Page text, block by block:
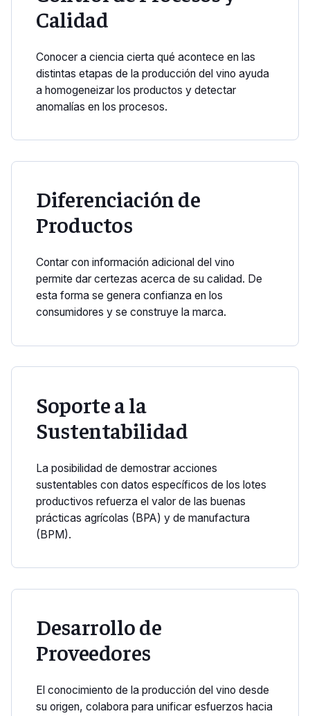
Calidad
Conocer a ciencia cierta qué acontece en las
distintas etapas de la producción del vino ayuda
a homogeneizar los productos y detectar
anomalías en los procesos.
Diferenciación de
Productos
Contar con información adicional del vino
permite dar certezas acerca de su calidad. De
esta forma se genera confianza en los
consumidores y se construye la marca.
Soporte a la
Sustentabilidad
La posibilidad de demostrar acciones
sustentables con datos específicos de los lotes
productivos refuerza el valor de las buenas
prácticas agrícolas (BPA) y de manufactura
(BPM).
Desarrollo de
Proveedores
El conocimiento de la producción del vino desde
su origen, colabora para unificar esfuerzos hacia